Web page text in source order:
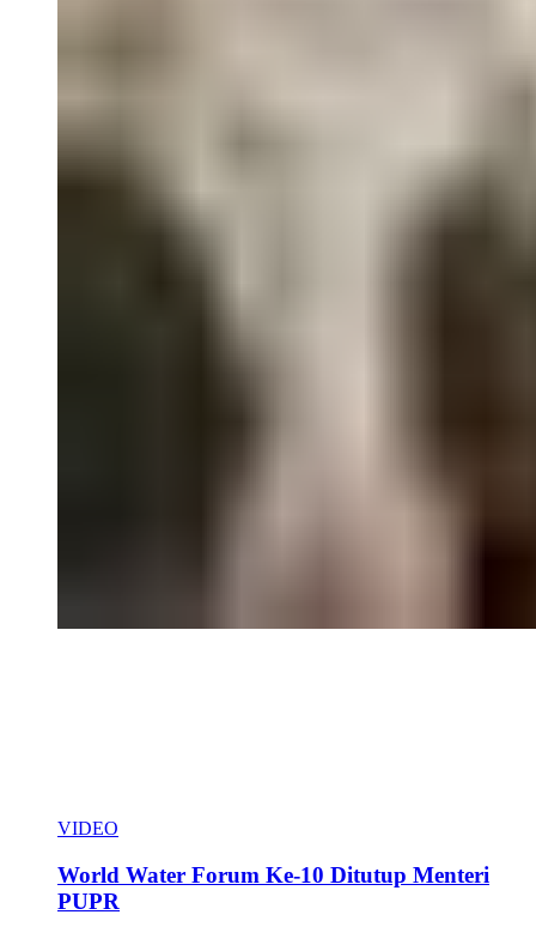
VIDEO
World Water Forum Ke-10 Ditutup Menteri
PUPR